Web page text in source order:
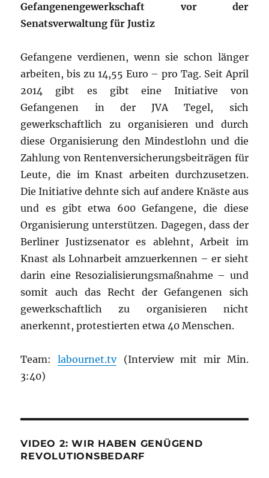
Gefangenengewerkschaft vor der
Senatsverwaltung für Justiz
Gefangene verdienen, wenn sie schon länger
arbeiten, bis zu 14,55 Euro – pro Tag. Seit April
2014 gibt es gibt eine Initiative von
Gefangenen in der JVA Tegel, sich
gewerkschaftlich zu organisieren und durch
diese Organisierung den Mindestlohn und die
Zahlung von Rentenversicherungsbeiträgen für
Leute, die im Knast arbeiten durchzusetzen.
Die Initiative dehnte sich auf andere Knäste aus
und es gibt etwa 600 Gefangene, die diese
Organisierung unterstützen. Dagegen, dass der
Berliner Justizsenator es ablehnt, Arbeit im
Knast als Lohnarbeit amzuerkennen – er sieht
darin eine Resozialisierungsmaßnahme – und
somit auch das Recht der Gefangenen sich
gewerkschaftlich zu organisieren nicht
anerkennt, protestierten etwa 40 Menschen.
Team:labournet.tv(Interview mit mir Min.
3:40)
VIDEO 2: WIR HABEN GENÜGEND
REVOLUTIONSBEDARF